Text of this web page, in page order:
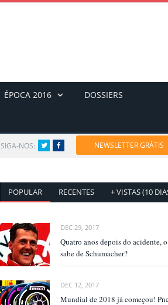
ÉPOCA 2016 DOSSIERS
SIGA-NOS: TwitterFacebook NEWSLETTER GRÁTIS
POPULAR RECENTES + VISTAS (10
DEC 29, 2017
Quatro anos depois do acidente,
sabe de Schumacher?
DEC 12, 2017
Mundial de 2018 já começou!